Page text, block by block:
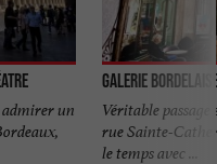
admirer un
Galerie
Véritable
rue Sainte-
le temps avec ...